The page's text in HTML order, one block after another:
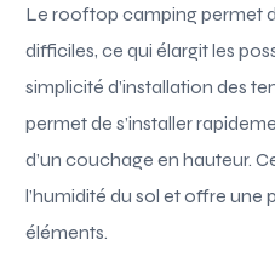
Le rooftop camping permet
difficiles, ce qui élargit les
simplicité d’installation des
permet de s’installer
d’un couchage en hauteur.
l’humidité du sol et offre
éléments.